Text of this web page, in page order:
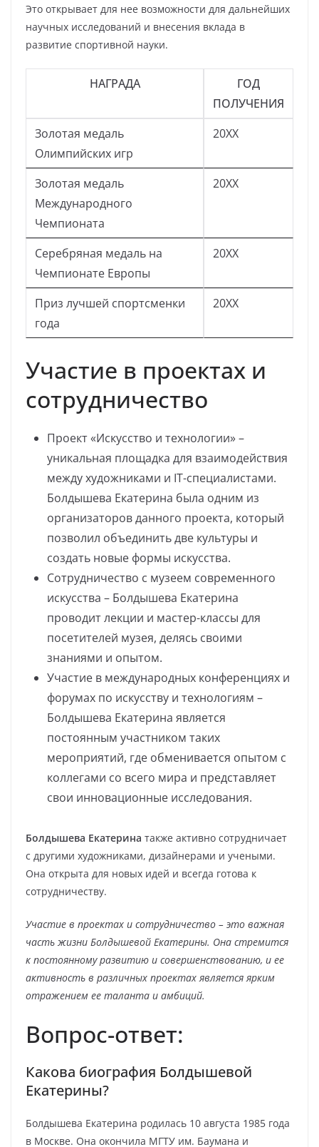
Это открывает для нее возможности для дальнейших
научных исследований и внесения вклада в
развитие спортивной науки.
НАГРАДА
ГОД
ПОЛУЧЕНИЯ
Золотая медаль
Олимпийских игр
20XX
Золотая медаль
Международного
Чемпионата
20XX
Серебряная медаль на
Чемпионате Европы
20XX
Приз лучшей спортсменки
года
20XX
Участие в проектах и
сотрудничество
Проект «Искусство и технологии» –
уникальная площадка для взаимодействия
между художниками и IT-специалистами.
Болдышева Екатерина была одним из
организаторов данного проекта, который
позволил объединить две культуры и
создать новые формы искусства.
Сотрудничество с музеем современного
искусства – Болдышева Екатерина
проводит лекции и мастер-классы для
посетителей музея, делясь своими
знаниями и опытом.
Участие в международных конференциях и
форумах по искусству и технологиям –
Болдышева Екатерина является
постоянным участником таких
мероприятий, где обменивается опытом с
коллегами со всего мира и представляет
свои инновационные исследования.
Болдышева Екатерина также активно сотрудничает
с другими художниками, дизайнерами и учеными.
Она открыта для новых идей и всегда готова к
сотрудничеству.
Участие в проектах и сотрудничество – это важная
часть жизни Болдышевой Екатерины. Она стремится
к постоянному развитию и совершенствованию, и ее
активность в различных проектах является ярким
отражением ее таланта и амбиций.
Вопрос-ответ:
Какова биография Болдышевой
Екатерины?
Болдышева Екатерина родилась 10 августа 1985 года
в Москве. Она окончила МГТУ им. Баумана и